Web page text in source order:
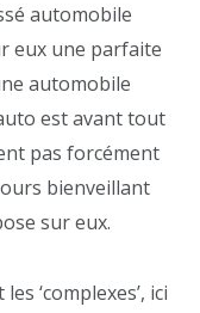
automobile
eux une parfaite
automobile
est avant tout
pas forcément
bienveillant
sur eux.
‘complexes’, ici